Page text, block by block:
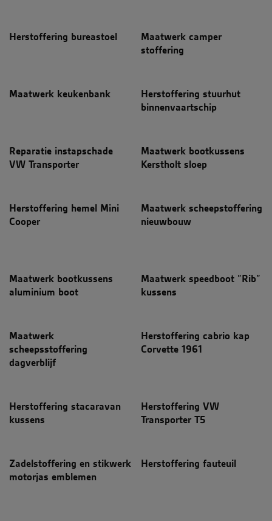
Herstoffering bureastoel
Maatwerk camper
stoffering
Maatwerk keukenbank
Herstoffering stuurhut
binnenvaartschip
Reparatie instapschade
VW Transporter
Maatwerk bootkussens
Kerstholt sloep
Herstoffering hemel Mini
Cooper
Maatwerk scheepstoffering
nieuwbouw
Maatwerk bootkussens
aluminium boot
Maatwerk speedboot ”Rib”
kussens
Maatwerk
scheepsstoffering
dagverblijf
Herstoffering cabrio kap
Corvette 1961
Herstoffering stacaravan
kussens
Herstoffering VW
Transporter T5
Zadelstoffering en stikwerk
motorjas emblemen
Herstoffering fauteuil